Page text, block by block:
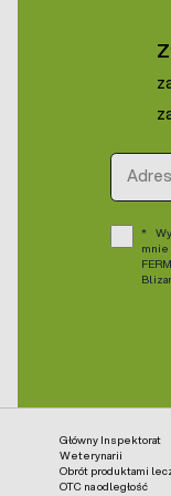
Adres
mnie
Główny Inspektorat
Weterynarii
Obrót produktami
OTC na odległość